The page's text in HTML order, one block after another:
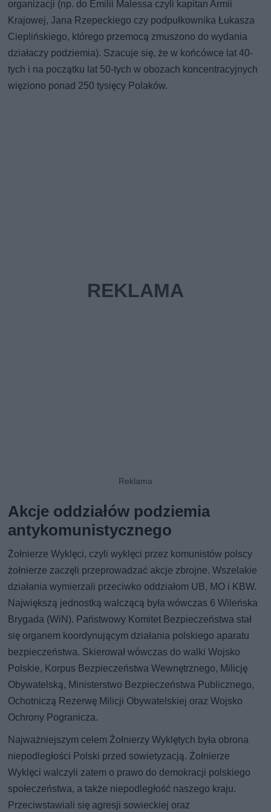
organizacji (np. do Emilii Malessa czyli kapitan Armii
Krajowej, Jana Rzepeckiego czy podpułkownika Łukasza
Cieplińskiego, którego przemocą zmuszono do wydania
działaczy podziemia). Szacuje się, że w końcówce lat 40-
tych i na początku lat 50-tych w obozach koncentracyjnych
więziono ponad 250 tysięcy Polaków.
Akcje oddziałów podziemia
antykomunistycznego
Żołnierze Wyklęci, czyli wyklęci przez komunistów polscy
żołnierze zaczęli przeprowadzać akcje zbrojne. Wszelakie
działania wymierzali przeciwko oddziałom UB, MO i KBW.
Największą jednostką walczącą była wówczas 6 Wileńska
Brygada (WiN). Państwowy Komitet Bezpieczeństwa stał
się organem koordynującym działania polskiego aparatu
bezpieczeństwa. Skierował wówczas do walki Wojsko
Polskie, Korpus Bezpieczeństwa Wewnętrznego, Milicję
Obywatelską, Ministerstwo Bezpieczeństwa Publicznego,
Ochotniczą Rezerwę Milicji Obywatelskiej oraz Wojsko
Ochrony Pogranicza.
Najważniejszym celem Żołnierzy Wyklętych była obrona
niepodległości Polski przed sowietyzacją. Żołnierze
Wyklęci walczyli zatem o prawo do demokracji polskiego
społeczeństwa, a także niepodległość naszego kraju.
Przeciwstawiali się agresji sowieckiej oraz